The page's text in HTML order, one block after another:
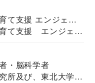
て支援 エンジェル
て支援 エンジェル
・脳科学者
所及び、東北大学大